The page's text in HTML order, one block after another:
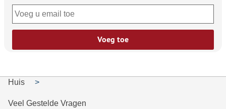
Voeg toe
Huis
Veel Gestelde Vragen